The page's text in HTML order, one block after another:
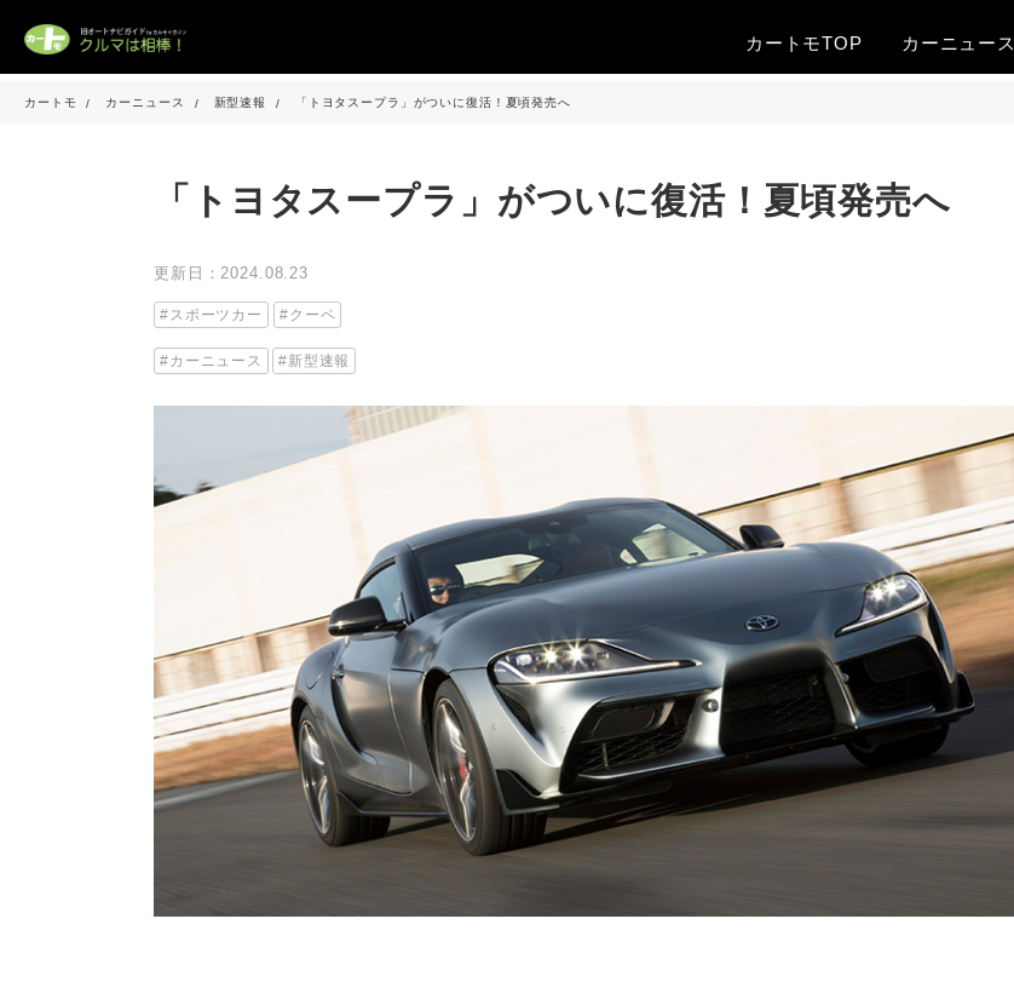
カートモTOP カーニュース
カートモ カーニュース 新型速報 「トヨタスープラ」がついに復活！夏頃発売へ
「トヨタスープラ」がついに復活！夏頃発売へ
更新日：2024.08.23
スポーツカー クーペ
カーニュース 新型速報